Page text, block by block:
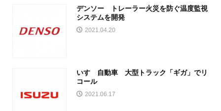
デンソー トレーラー火災を防ぐ温度監視
システムを開発
2021.04.20
いすゞ自動車 大型トラック「ギガ」でリ
コール
2021.06.17